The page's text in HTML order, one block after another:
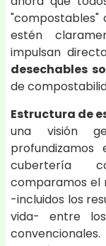
"compostables"
estén
impulsan
desechables
de
Estructura de
una visión
profundizamos
cubertería
comparamos el
-incluidos los
vida- entre